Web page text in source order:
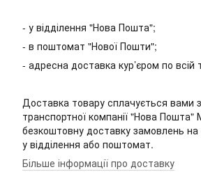
- у відділення "Нова Пошта";
- в поштомат "Нової Пошти";
- адресна доставка кур’єром по всій
Доставка товару сплачується вами
транспортної компанії "Нова
безкоштовну доставку замовлень на
у відділення або поштомат.
Більше інформації про доставку